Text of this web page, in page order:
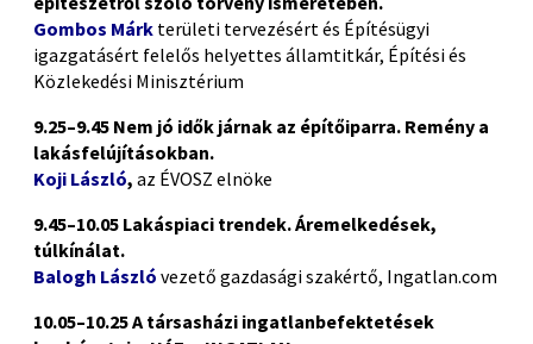
Gombos Márk területi tervezésért és Építésügyi
igazgatásért felelős helyettes államtitkár, Építési és
Közlekedési Minisztérium
9.25–9.45 Nem jó idők járnak az építőiparra. Remény a
lakásfelújításokban.
Koji László, az ÉVOSZ elnöke
9.45–10.05 Lakáspiaci trendek. Áremelkedések,
túlkínálat.
Balogh László vezető gazdasági szakértő, Ingatlan.com
10.05–10.25 A társasházi ingatlanbefektetések